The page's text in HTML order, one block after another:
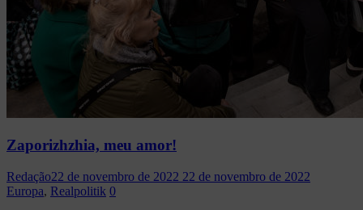
Zaporizhzhia, meu amor!
Redação22 de novembro de 2022 22 de novembro de 2022
Europa, Realpolitik 0